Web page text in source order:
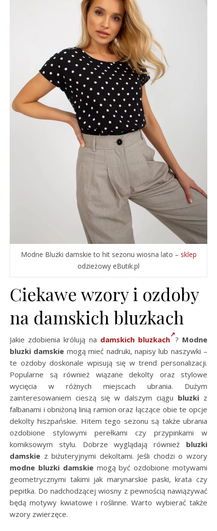
Modne Bluzki damskie to hit sezonu wiosna lato – sklep
odzieżowy eButik.pl
Ciekawe wzory i ozdoby
na damskich bluzkach
Jakie zdobienia królują na damskich bluzkach ? Modne
bluzki damskie mogą mieć nadruki, napisy lub naszywki –
te ozdoby doskonale wpisują się w trend personalizacji.
Popularne są również wiązane dekolty oraz stylowe
wycięcia w różnych miejscach ubrania. Dużym
zainteresowaniem cieszą się w dalszym ciągu bluzki z
falbanami i obniżoną linią ramion oraz łączące obie te opcje
dekolty hiszpańskie. Hitem tego sezonu są także ubrania
ozdobione stylowymi perełkami czy przypinkami w
komiksowym stylu. Dobrze wyglądają również bluzki
damskie z biżuteryjnymi dekoltami. Jeśli chodzi o wzory
modne bluzki damskiemogą być ozdobione motywami
geometrycznymi takimi jak marynarskie paski, krata czy
pepitka. Do nadchodzącej wiosny z pewnością nawiązywać
będą motywy kwiatowe i roślinne. Warto wybierać także
wzory zwierzęce.